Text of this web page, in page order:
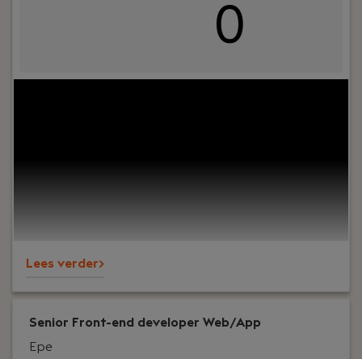
0
Lees verder>
Senior Front-end developer Web/App
Epe